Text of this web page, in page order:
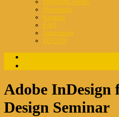
Highlight Archiv
Newsletter
Kontakt
FAQ
Impressum
DSGVO
Adobe
Design Seminar